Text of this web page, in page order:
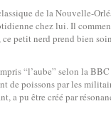
de la Nouvelle-
chez lui. Il
ce petit nerd prend bien
“l’aube” selon la
de poissons par les
a pu être créé par